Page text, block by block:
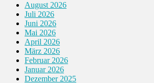
August 2026
Juli 2026
Juni 2026
Mai 2026
April 2026
März 2026
Februar 2026
Januar 2026
Dezember 2025